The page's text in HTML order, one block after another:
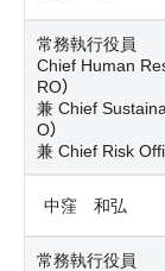
常務執行役員
Chief Human
RO）
兼 Chief
O）
兼 Chief Risk
中窪 和弘
常務執行役員